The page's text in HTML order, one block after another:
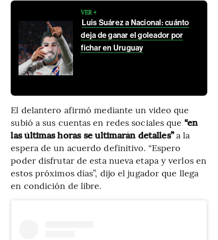
VER +
Luis Suárez a Nacional: cuánto
deja de ganar el goleador por
fichar en Uruguay
El delantero afirmó mediante un video que
subió a sus cuentas en redes sociales que “en
las últimas horas se ultimarán detalles”a la
espera de un acuerdo definitivo. “Espero
poder disfrutar de esta nueva etapa y verlos en
estos próximos días”, dijo el jugador que llega
en condición de libre.